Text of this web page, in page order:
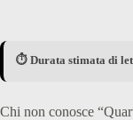
⏱️ Durata stimata di
Chi non conosce